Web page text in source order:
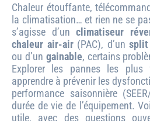
Chaleur étouffante,
la climatisation… et rien ne se
s’agisse d’un climatiseur
chaleur air-air(PAC), d’unsplit
ou d’un gainable, certains
Explorer les pannes les plus
apprendre à prévenir les
performance saisonnière
durée de vie de l’équipement.
utile, avec des questions